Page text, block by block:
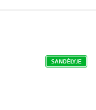
SANDĖLYJE